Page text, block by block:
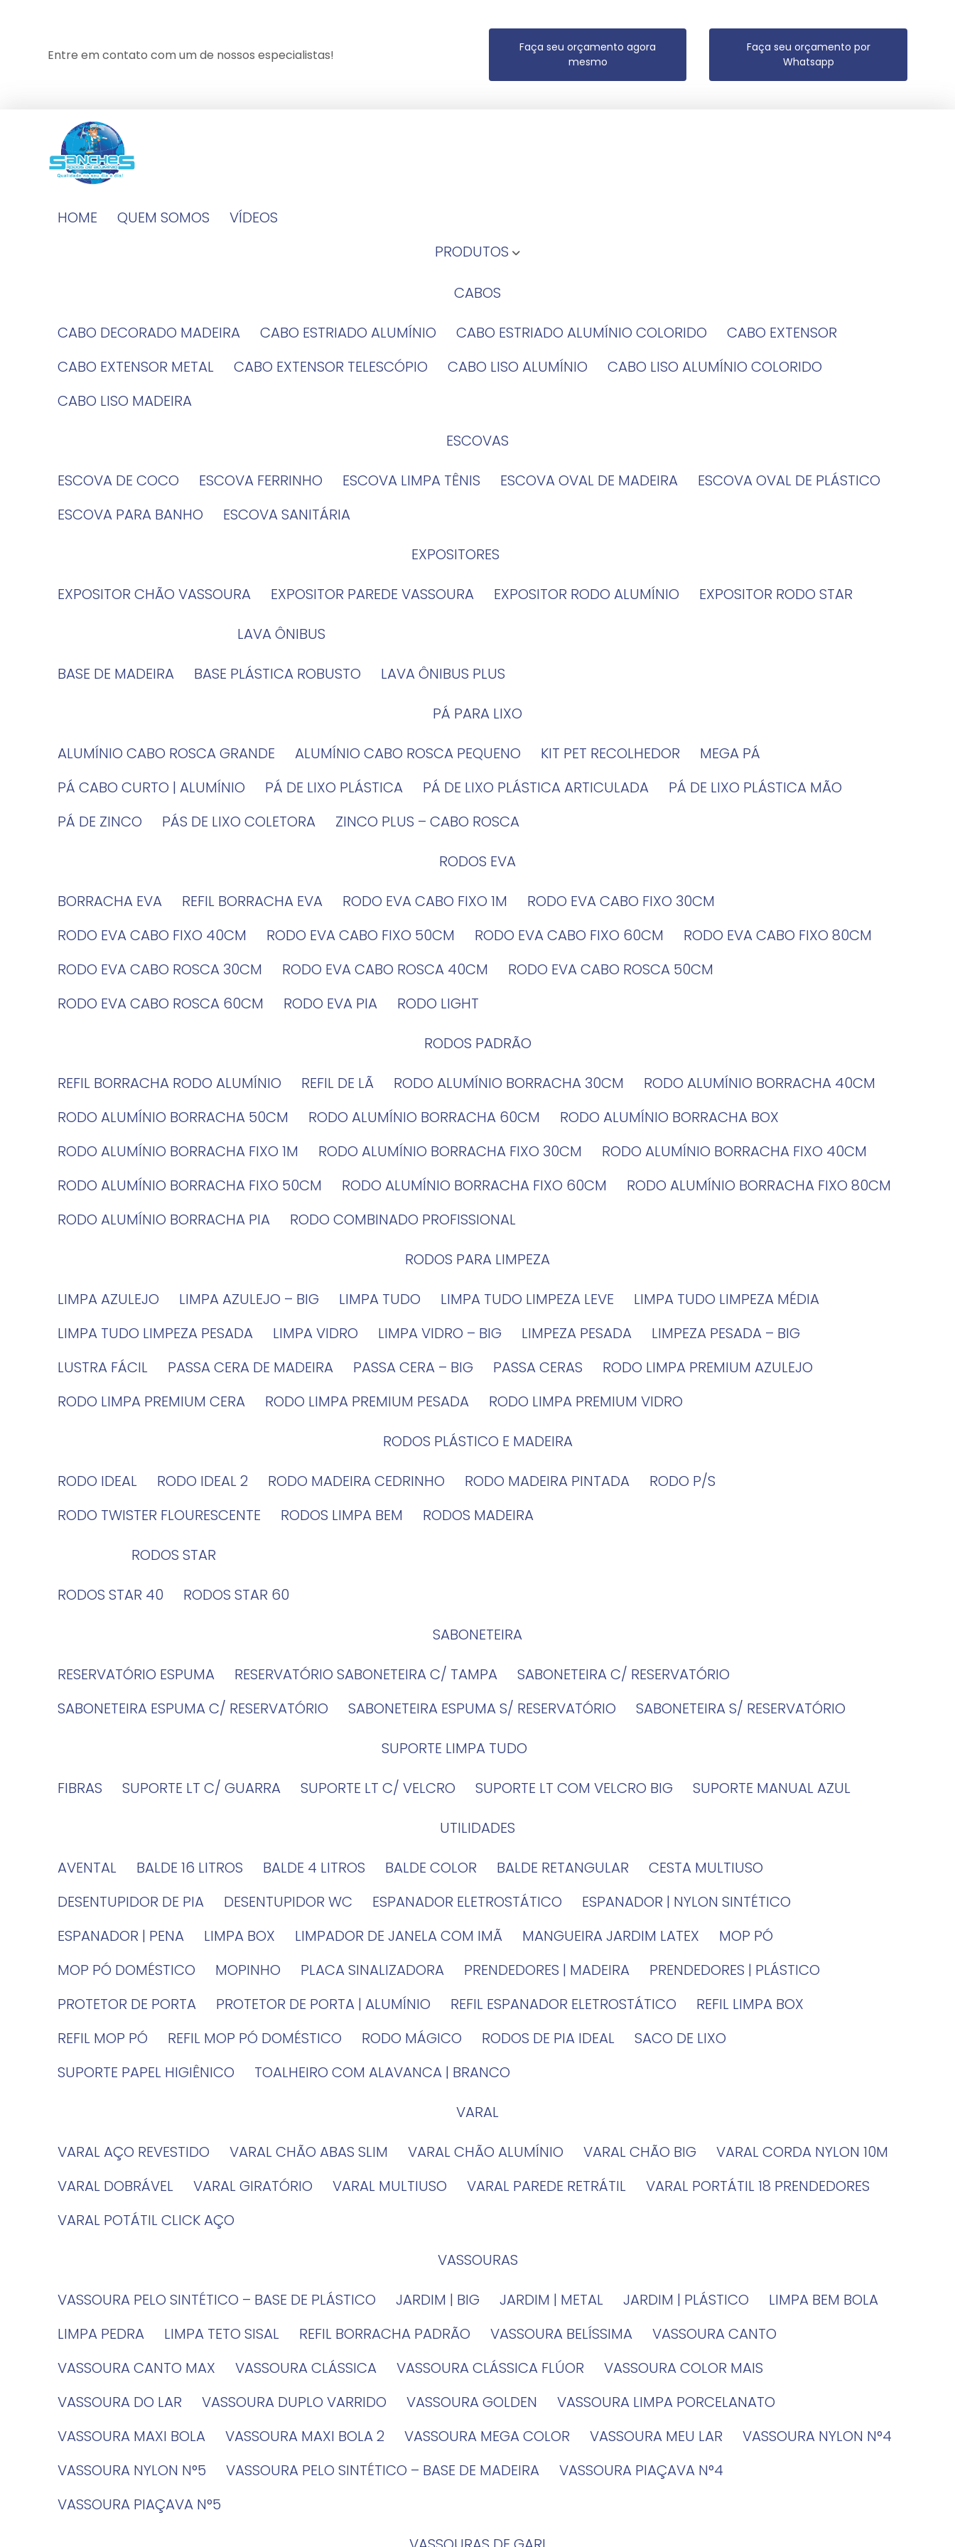
Entre em contato com um de nossos especialistas!
Faça seu orçamento agora
mesmo
Faça seu orçamento por
Whatsapp
HOME QUEM SOMOS
VÍDEOS
PRODUTOS
CABOS
CABO DECORADO MADEIRA
CABO ESTRIADO ALUMÍNIO CABO ESTRIADO ALUMÍNIO COLORIDO
CABO EXTENSOR
CABO EXTENSOR METAL
CABO EXTENSOR TELESCÓPIO CABO LISO ALUMÍNIO
CABO LISO ALUMÍNIO COLORIDO
CABO LISO MADEIRA
ESCOVAS
ESCOVA DE COCO
ESCOVA FERRINHO ESCOVA LIMPA TÊNIS ESCOVA OVAL DE MADEIRA
ESCOVA OVAL DE PLÁSTICO
ESCOVA PARA BANHO
ESCOVA SANITÁRIA
EXPOSITORES
EXPOSITOR CHÃO VASSOURA
EXPOSITOR PAREDE VASSOURA EXPOSITOR RODO ALUMÍNIO
EXPOSITOR RODO STAR
LAVA ÔNIBUS
BASE DE MADEIRA
BASE PLÁSTICA ROBUSTO
LAVA ÔNIBUS PLUS
PÁ PARA LIXO
ALUMÍNIO CABO ROSCA GRANDE
ALUMÍNIO CABO ROSCA PEQUENO KIT PET RECOLHEDOR
MEGA PÁ
PÁ CABO CURTO | ALUMÍNIO
PÁ DE LIXO PLÁSTICA PÁ DE LIXO PLÁSTICA ARTICULADA
PÁ DE LIXO PLÁSTICA MÃO
PÁ DE ZINCO
PÁS DE LIXO COLETORA
ZINCO PLUS – CABO ROSCA
RODOS EVA
BORRACHA EVA
REFIL BORRACHA EVA RODO EVA CABO FIXO 1M
RODO EVA CABO FIXO 30CM
RODO EVA CABO FIXO 40CM
RODO EVA CABO FIXO 50CM RODO EVA CABO FIXO 60CM
RODO EVA CABO FIXO 80CM
RODO EVA CABO ROSCA 30CM
RODO EVA CABO ROSCA 40CM
RODO EVA CABO ROSCA 50CM
RODO EVA CABO ROSCA 60CM
RODO EVA PIA
RODO LIGHT
RODOS PADRÃO
REFIL BORRACHA RODO ALUMÍNIO
REFIL DE LÃ RODO ALUMÍNIO BORRACHA 30CM
RODO ALUMÍNIO BORRACHA 40CM
RODO ALUMÍNIO BORRACHA 50CM
RODO ALUMÍNIO BORRACHA 60CM
RODO ALUMÍNIO BORRACHA BOX
RODO ALUMÍNIO BORRACHA FIXO 1M
RODO ALUMÍNIO BORRACHA FIXO 30CM
RODO ALUMÍNIO BORRACHA FIXO 40CM
RODO ALUMÍNIO BORRACHA FIXO 50CM
RODO ALUMÍNIO BORRACHA FIXO 60CM
RODO ALUMÍNIO BORRACHA FIXO 80CM
RODO ALUMÍNIO BORRACHA PIA
RODO COMBINADO PROFISSIONAL
RODOS PARA LIMPEZA
LIMPA AZULEJO
LIMPA AZULEJO – BIG LIMPA TUDO LIMPA TUDO LIMPEZA LEVE
LIMPA TUDO LIMPEZA MÉDIA
LIMPA TUDO LIMPEZA PESADA
LIMPA VIDRO LIMPA VIDRO – BIG LIMPEZA PESADA
LIMPEZA PESADA – BIG
LUSTRA FÁCIL
PASSA CERA DE MADEIRA PASSA CERA – BIG PASSA CERAS
RODO LIMPA PREMIUM AZULEJO
RODO LIMPA PREMIUM CERA
RODO LIMPA PREMIUM PESADA
RODO LIMPA PREMIUM VIDRO
RODOS PLÁSTICO E MADEIRA
RODO IDEAL
RODO IDEAL 2 RODO MADEIRA CEDRINHO RODO MADEIRA PINTADA
RODO P/S
RODO TWISTER FLOURESCENTE
RODOS LIMPA BEM
RODOS MADEIRA
RODOS STAR
RODOS STAR 40
RODOS STAR 60
SABONETEIRA
RESERVATÓRIO ESPUMA
RESERVATÓRIO SABONETEIRA C/ TAMPA
SABONETEIRA C/ RESERVATÓRIO
SABONETEIRA ESPUMA C/ RESERVATÓRIO
SABONETEIRA ESPUMA S/ RESERVATÓRIO
SABONETEIRA S/ RESERVATÓRIO
SUPORTE LIMPA TUDO
FIBRAS
SUPORTE LT C/ GUARRA SUPORTE LT C/ VELCRO SUPORTE LT COM VELCRO BIG
SUPORTE MANUAL AZUL
UTILIDADES
AVENTAL
BALDE 16 LITROS BALDE 4 LITROS BALDE COLOR BALDE RETANGULAR
CESTA MULTIUSO
DESENTUPIDOR DE PIA
DESENTUPIDOR WC ESPANADOR ELETROSTÁTICO
ESPANADOR | NYLON SINTÉTICO
ESPANADOR | PENA
LIMPA BOX LIMPADOR DE JANELA COM IMÃ MANGUEIRA JARDIM LATEX
MOP PÓ
MOP PÓ DOMÉSTICO
MOPINHO PLACA SINALIZADORA PRENDEDORES | MADEIRA
PRENDEDORES | PLÁSTICO
PROTETOR DE PORTA
PROTETOR DE PORTA | ALUMÍNIO REFIL ESPANADOR ELETROSTÁTICO
REFIL LIMPA BOX
REFIL MOP PÓ
REFIL MOP PÓ DOMÉSTICO RODO MÁGICO RODOS DE PIA IDEAL
SACO DE LIXO
SUPORTE PAPEL HIGIÊNICO
TOALHEIRO COM ALAVANCA | BRANCO
VARAL
VARAL AÇO REVESTIDO
VARAL CHÃO ABAS SLIM VARAL CHÃO ALUMÍNIO VARAL CHÃO BIG
VARAL CORDA NYLON 10M
VARAL DOBRÁVEL
VARAL GIRATÓRIO VARAL MULTIUSO VARAL PAREDE RETRÁTIL
VARAL PORTÁTIL 18 PRENDEDORES
VARAL POTÁTIL CLICK AÇO
VASSOURAS
VASSOURA PELO SINTÉTICO – BASE DE PLÁSTICO
JARDIM | BIG JARDIM | METAL JARDIM | PLÁSTICO
LIMPA BEM BOLA
LIMPA PEDRA
LIMPA TETO SISAL REFIL BORRACHA PADRÃO VASSOURA BELÍSSIMA
VASSOURA CANTO
VASSOURA CANTO MAX
VASSOURA CLÁSSICA VASSOURA CLÁSSICA FLÚOR
VASSOURA COLOR MAIS
VASSOURA DO LAR
VASSOURA DUPLO VARRIDO VASSOURA GOLDEN
VASSOURA LIMPA PORCELANATO
VASSOURA MAXI BOLA
VASSOURA MAXI BOLA 2 VASSOURA MEGA COLOR VASSOURA MEU LAR
VASSOURA NYLON N°4
VASSOURA NYLON N°5
VASSOURA PELO SINTÉTICO – BASE DE MADEIRA
VASSOURA PIAÇAVA N°4
VASSOURA PIAÇAVA N°5